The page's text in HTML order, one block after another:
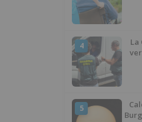
4
La
5